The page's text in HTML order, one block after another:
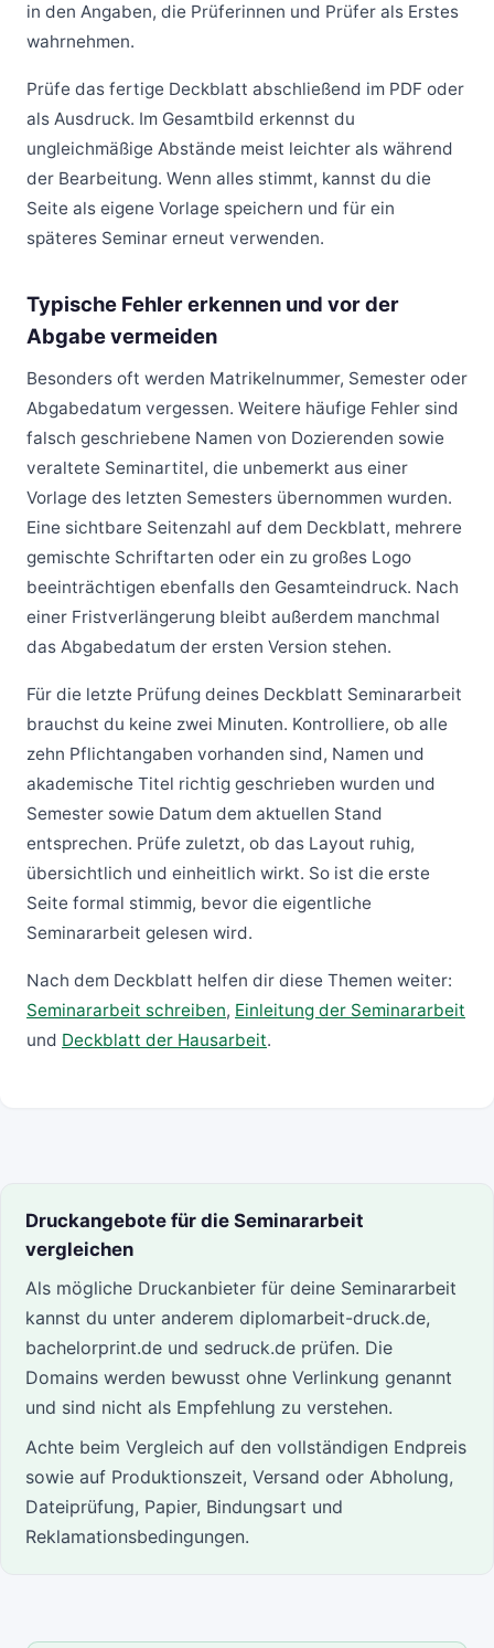
in den Angaben, die Prüferinnen und Prüfer als Erstes
wahrnehmen.
Prüfe das fertige Deckblatt abschließend im PDF oder
als Ausdruck. Im Gesamtbild erkennst du
ungleichmäßige Abstände meist leichter als während
der Bearbeitung. Wenn alles stimmt, kannst du die
Seite als eigene Vorlage speichern und für ein
späteres Seminar erneut verwenden.
Typische Fehler erkennen und vor der
Abgabe vermeiden
Besonders oft werden Matrikelnummer, Semester oder
Abgabedatum vergessen. Weitere häufige Fehler sind
falsch geschriebene Namen von Dozierenden sowie
veraltete Seminartitel, die unbemerkt aus einer
Vorlage des letzten Semesters übernommen wurden.
Eine sichtbare Seitenzahl auf dem Deckblatt, mehrere
gemischte Schriftarten oder ein zu großes Logo
beeinträchtigen ebenfalls den Gesamteindruck. Nach
einer Fristverlängerung bleibt außerdem manchmal
das Abgabedatum der ersten Version stehen.
Für die letzte Prüfung deines Deckblatt Seminararbeit
brauchst du keine zwei Minuten. Kontrolliere, ob alle
zehn Pflichtangaben vorhanden sind, Namen und
akademische Titel richtig geschrieben wurden und
Semester sowie Datum dem aktuellen Stand
entsprechen. Prüfe zuletzt, ob das Layout ruhig,
übersichtlich und einheitlich wirkt. So ist die erste
Seite formal stimmig, bevor die eigentliche
Seminararbeit gelesen wird.
Nach dem Deckblatt helfen dir diese Themen weiter:
Seminararbeit schreiben, Einleitung der Seminararbeit
und Deckblatt der Hausarbeit.
Druckangebote für die Seminararbeit
vergleichen
Als mögliche Druckanbieter für deine Seminararbeit
kannst du unter anderem diplomarbeit-druck.de,
bachelorprint.de und sedruck.de prüfen. Die
Domains werden bewusst ohne Verlinkung genannt
und sind nicht als Empfehlung zu verstehen.
Achte beim Vergleich auf den vollständigen Endpreis
sowie auf Produktionszeit, Versand oder Abholung,
Dateiprüfung, Papier, Bindungsart und
Reklamationsbedingungen.